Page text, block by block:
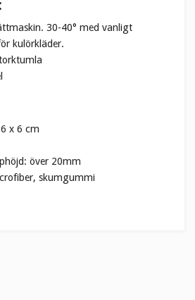
30-40° med vanligt
kulörkläder.
x 6 cm
över 20mm
skumgummi